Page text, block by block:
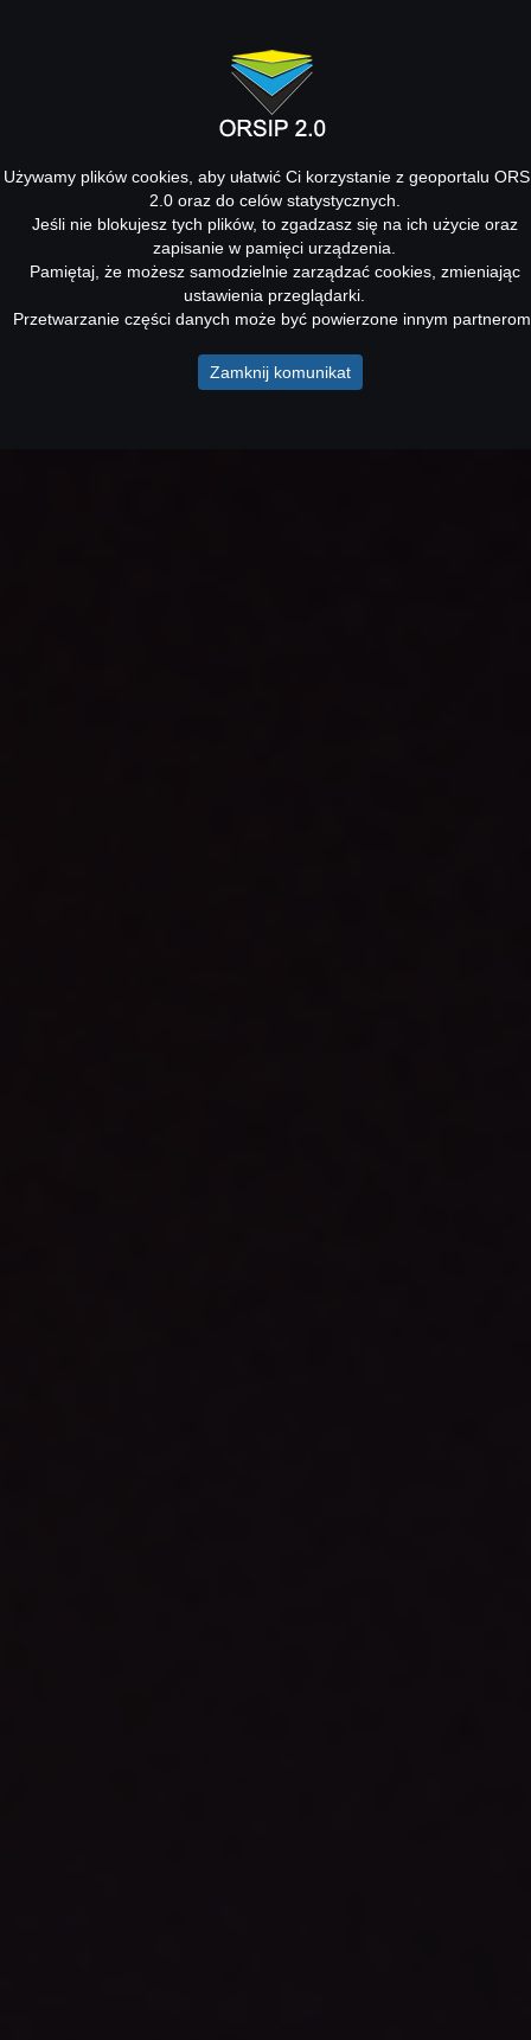
Używamy plików cookies, aby ułatwić Ci korzystanie z geoportalu
2.0 oraz do celów statystycznych.
Jeśli nie blokujesz tych plików, to zgadzasz się na ich użycie oraz
zapisanie w pamięci urządzenia.
Pamiętaj, że możesz samodzielnie zarządzać cookies, zmieniając
ustawienia przeglądarki.
Przetwarzanie części danych może być powierzone innym
Zamknij komunikat